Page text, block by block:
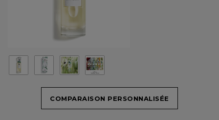
COMPARAISON PERSONNALISÉE